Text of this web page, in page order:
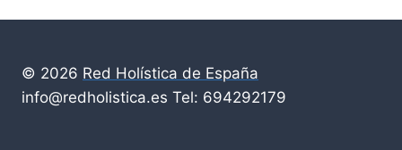
© 2026 Red Holística de España
info@redholistica.es Tel: 694292179